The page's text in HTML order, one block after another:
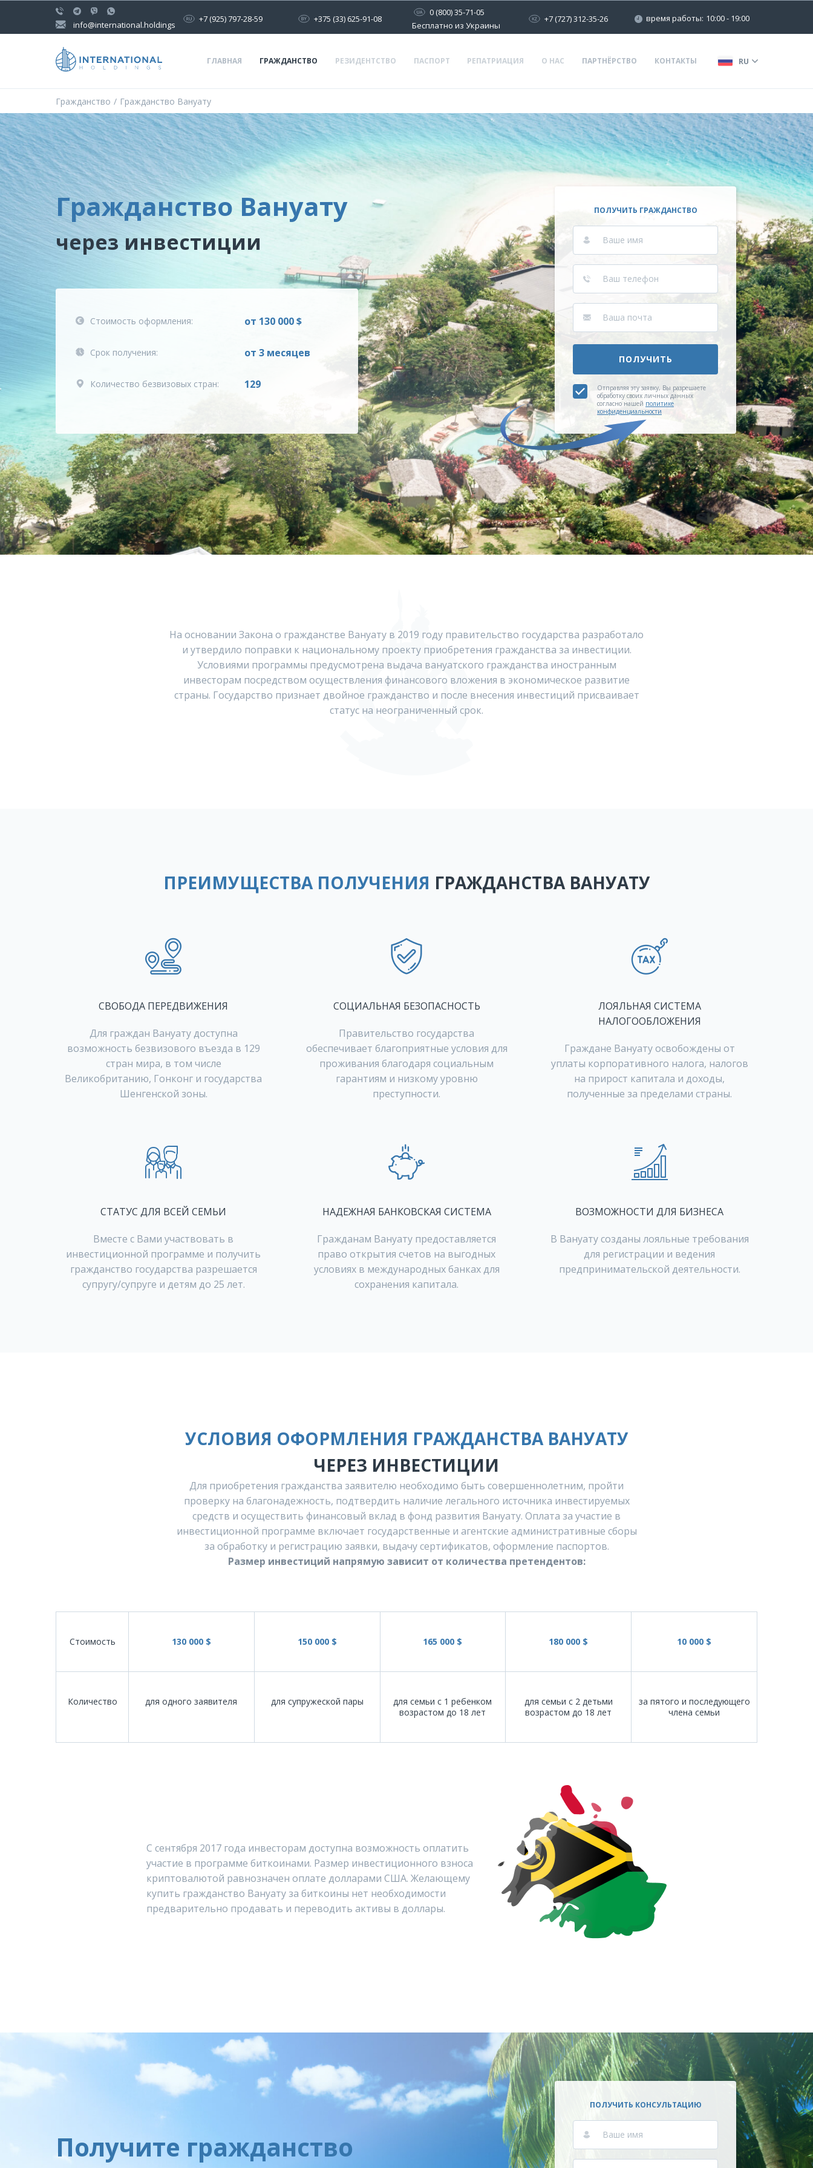
info@international.holdings
+7 (925) 797-28-59 +375 (33) 625-91-08
0 (800) 35-71-05
Бесплатно из Украины
+7 (727) 312-35-26 время работы: 10:00 - 19:00
ГЛАВНАЯ ГРАЖДАНСТВО РЕЗИДЕНТСТВО ПАСПОРТ РЕПАТРИАЦИЯ О НАС ПАРТНЁРСТВО КОНТАКТЫ RU
Гражданство Гражданство Вануату
Гражданство Вануату
через инвестиции
Стоимость оформления: от 130 000 $
Срок получения: от 3 месяцев
Количество безвизовых стран: 129
ПОЛУЧИТЬ ГРАЖДАНСТВО
ПОЛУЧИТЬ
Отправляя эту заявку, Вы разрешаете
обработку своих личных данных
согласно нашей политике
конфиденциальности
На основании Закона о гражданстве Вануату в 2019 году правительство государства разработало
и утвердило поправки к национальному проекту приобретения гражданства за инвестиции.
Условиями программы предусмотрена выдача вануатского гражданства иностранным
инвесторам посредством осуществления финансового вложения в экономическое развитие
страны. Государство признает двойное гражданство и после внесения инвестиций присваивает
статус на неограниченный срок.
ПРЕИМУЩЕСТВА ПОЛУЧЕНИЯ ГРАЖДАНСТВА ВАНУАТУ
СВОБОДА ПЕРЕДВИЖЕНИЯ
Для граждан Вануату доступна
возможность безвизового въезда в 129
стран мира, в том числе
Великобританию, Гонконг и государства
Шенгенской зоны.
СОЦИАЛЬНАЯ БЕЗОПАСНОСТЬ
Правительство государства
обеспечивает благоприятные условия для
проживания благодаря социальным
гарантиям и низкому уровню
преступности.
ЛОЯЛЬНАЯ СИСТЕМА
НАЛОГООБЛОЖЕНИЯ
Граждане Вануату освобождены от
уплаты корпоративного налога, налогов
на прирост капитала и доходы,
полученные за пределами страны.
СТАТУС ДЛЯ ВСЕЙ СЕМЬИ
Вместе с Вами участвовать в
инвестиционной программе и получить
гражданство государства разрешается
супругу/супруге и детям до 25 лет.
НАДЕЖНАЯ БАНКОВСКАЯ СИСТЕМА
Гражданам Вануату предоставляется
право открытия счетов на выгодных
условиях в международных банках для
сохранения капитала.
ВОЗМОЖНОСТИ ДЛЯ БИЗНЕСА
В Вануату созданы лояльные требования
для регистрации и ведения
предпринимательской деятельности.
УСЛОВИЯ ОФОРМЛЕНИЯ ГРАЖДАНСТВА ВАНУАТУ
ЧЕРЕЗ ИНВЕСТИЦИИ
Для приобретения гражданства заявителю необходимо быть совершеннолетним, пройти
проверку на благонадежность, подтвердить наличие легального источника инвестируемых
средств и осуществить финансовый вклад в фонд развития Вануату. Оплата за участие в
инвестиционной программе включает государственные и агентские административные сборы
за обработку и регистрацию заявки, выдачу сертификатов, оформление паспортов.
Размер инвестиций напрямую зависит от количества претендентов:
Стоимость 130 000 $ 150 000 $ 165 000 $ 180 000 $ 10 000 $
Количество для одного заявителя для супружеской пары
для семьи с 1 ребенком
возрастом до 18 лет
для семьи с 2 детьми
возрастом до 18 лет
за пятого и последующего
члена семьи
С сентября 2017 года инвесторам доступна возможность оплатить
участие в программе биткоинами. Размер инвестиционного взноса
криптовалютой равнозначен оплате долларами США. Желающему
купить гражданство Вануату за биткоины нет необходимости
предварительно продавать и переводить активы в доллары.
Получите гражданство
ПОЛУЧИТЬ КОНСУЛЬТАЦИЮ